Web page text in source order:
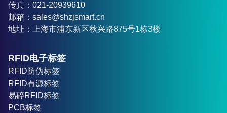
传真：021-20939610
邮箱：sales@shzjsmart.cn
地址：上海市浦东新区秋兴路875号1栋3楼
RFID电子标签
RFID防伪标签
RFID有源标签
易碎RFID标签
PCB标签